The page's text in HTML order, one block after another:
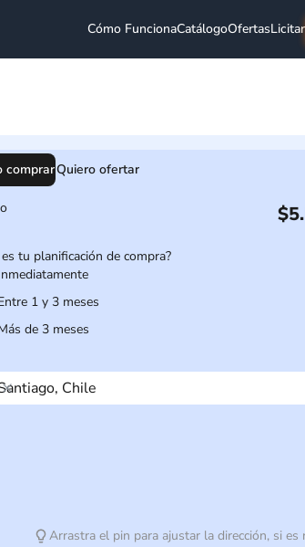
Cómo FuncionaCatálogoOfertasLicitar
comprarQuiero ofertar
es tu planificación de compra?
1 y 3 meses
de 3 meses
Arrastra el pin para ajustar la dirección, si es